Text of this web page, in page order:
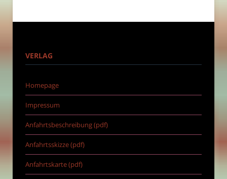
VERLAG
Homepage
Impressum
Anfahrtsbeschreibung (pdf)
Anfahrtsskizze (pdf)
Anfahrtskarte (pdf)